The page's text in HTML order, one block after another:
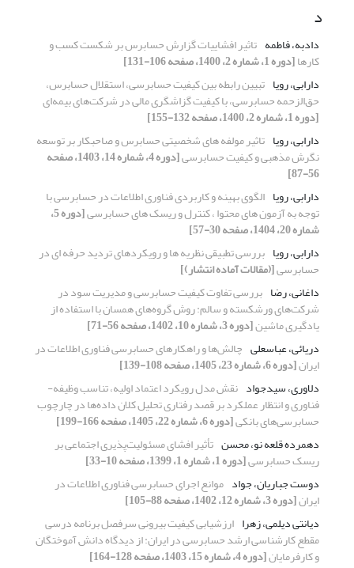
د
دادبه، فاطمه تاثیر افشاییات گزارش حسابرس بر شکست کسب و
کارها[دوره 1، شماره 2، 1400، صفحه 106-131]
دارابی، رویا تبیین رابطه بین کیفیت حسابرسی، استقلال حسابرس،
حق‌الزحمه حسابرسی، با کیفیت گزاشگری مالی در شرکت‌های بیمه‌ای
[دوره 1، شماره 2، 1400، صفحه 132-155]
دارابی، رویا تاثیر مولفه های شخصیتی حسابرس و صاحبکار بر توسعه
نگرش مذهبی و کیفیت حسابرسی [دوره 4، شماره 14، 1403، صفحه
56-87]
دارابی، رویا الگوی بهینه و کاربردی فناوری اطلاعات در حسابرسی با
توجه به آزمون های محتوا ، کنترل و ریسک های حسابرسی [دوره 5،
شماره 20، 1404، صفحه 30-57]
دارابی، رویا بررسی تطبیقی نظریه‏ ها و رویکردهای تردید حرفه‏ ای در
حسابرسی[(مقالات آماده انتشار)]
داغانی، رضا بررسی تفاوت کیفیت حسابرسی و مدیریت سود در
شرکت‌های ورشکسته و سالم: روش گروه‌های همسان با استفاده از
یادگیری ماشین[دوره 3، شماره 10، 1402، صفحه 56-71]
دریائی، عباسعلی چالش‌ها و راهکارهای حسابرسی فناوری اطلاعات در
ایران[دوره 6، شماره 23، 1405، صفحه 108-139]
دلاوری، سیدجواد نقش مدل رویکرد اعتماد اولیه، تناسب وظیفه-
فناوری و انتظار عملکرد بر قصد رفتاری تحلیل کلان داده‌ها در چارچوب
حسابرسی‌های بانکی[دوره 6، شماره 22، 1405، صفحه 166-199]
دهمرده قلعه نو، محسن تأثیر افشای مسئولیت‌پذیری اجتماعی بر
ریسک حسابرسی[دوره 1، شماره 1، 1399، صفحه 10-33]
دوست جباریان، جواد موانع اجرای حسابرسی فناوری اطلاعات در
ایران[دوره 3، شماره 12، 1402، صفحه 88-105]
دیانتی دیلمی، زهرا ارزشیابی کیفیت بیرونی سرفصل برنامه درسی
مقطع کارشناسی ارشد حسابرسی در ایران: از دیدگاه دانش آموختگان
و کارفرمایان[دوره 4، شماره 15، 1403، صفحه 128-164]